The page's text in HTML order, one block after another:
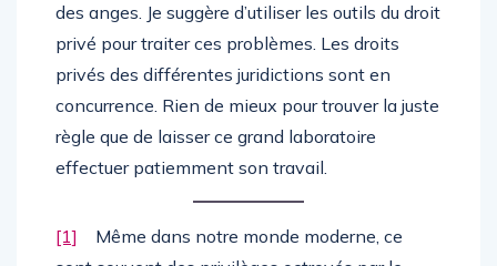
des anges. Je suggère d’utiliser les outils du droit
privé pour traiter ces problèmes. Les droits
privés des différentes juridictions sont en
concurrence. Rien de mieux pour trouver la juste
règle que de laisser ce grand laboratoire
effectuer patiemment son travail.
[1] Même dans notre monde moderne, ce